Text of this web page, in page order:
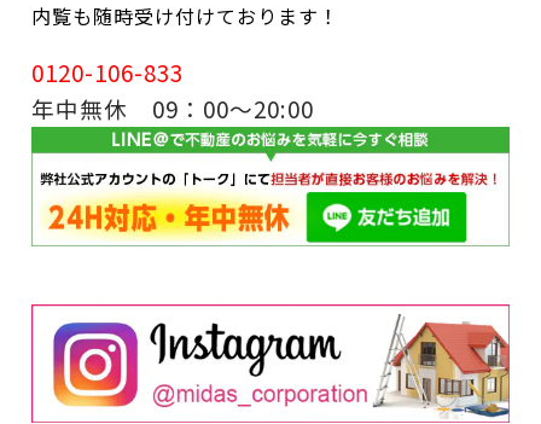
内覧も随時受け付けております！
0120-106-833
年中無休 09：00～20:00